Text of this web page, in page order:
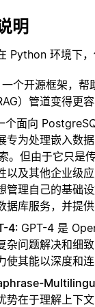
明
Python 环境下，
一个开源框架，帮
）管道变得更容
个面向
专为处理嵌入数
。但由于它只
以及其他企业级
管理自己的基础
据库服务，并提
4: GPT-4 是
杂问题解决和细
使其能以深度和连
势在于理解上下